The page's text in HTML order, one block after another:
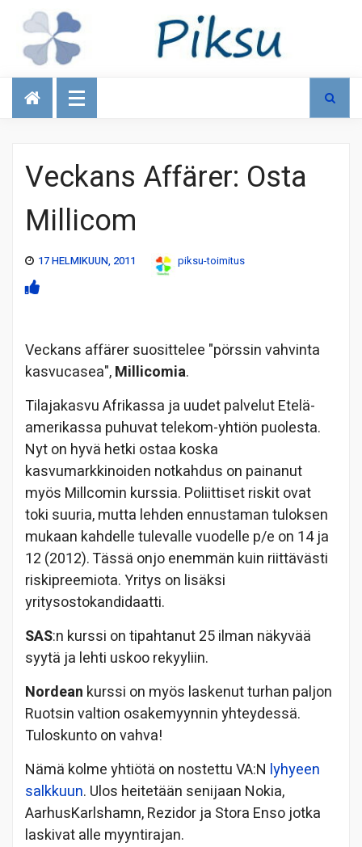
Talous
Veckans Affärer: Osta
Millicom
17 HELMIKUUN, 2011 piksu-toimitus
Veckans affärer suosittelee "pörssin vahvinta
kasvucasea",Millicomia.
Tilajakasvu Afrikassa ja uudet palvelut Etelä-
amerikassa puhuvat telekom-yhtiön puolesta.
Nyt on hyvä hetki ostaa koska
kasvumarkkinoiden notkahdus on painanut
myös Millcomin kurssia. Poliittiset riskit ovat
toki suuria, mutta lehden ennustaman tuloksen
mukaan kahdelle tulevalle vuodelle p/e on 14 ja
12 (2012). Tässä onjo enemmän kuin riittävästi
riskipreemiota. Yritys on lisäksi
yritysostokandidaatti.
SAS:n kurssi on tipahtanut 25 ilman näkyvää
syytä ja lehti uskoo rekyyliin.
Nordean kurssi on myös laskenut turhan paljon
Ruotsin valtion osakemyynnin yhteydessä.
Tuloskunto on vahva!
Nämä kolme yhtiötä on nostettu VA:N lyhyeen
salkkuun. Ulos heitetään senijaan Nokia,
AarhusKarlshamn, Rezidor ja Stora Enso jotka
laskivat alle myyntirajan.